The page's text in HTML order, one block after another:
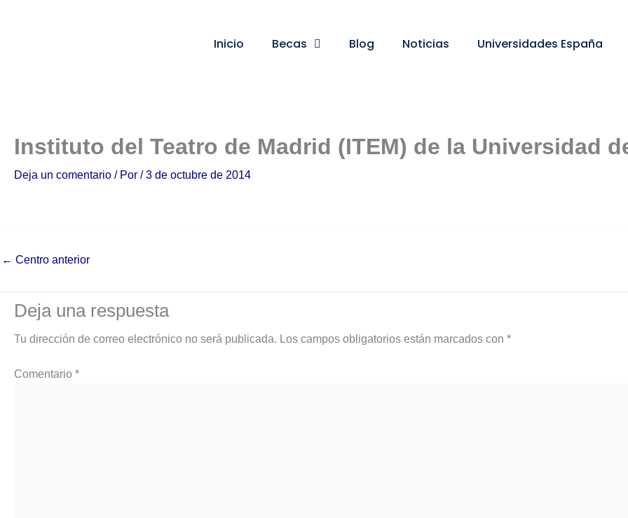
Inicio Becas Blog Noticias Universidades España
Instituto del Teatro de Madrid (ITEM) de la Universidad
Deja un comentario / Por /3 de octubre de 2014
← Centro anterior
Deja una respuesta
Tu dirección de correo electrónico no será publicada. Los campos obligatorios están marcados con *
Comentario *